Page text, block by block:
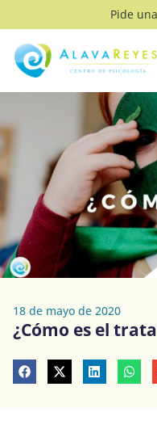
Pide
18 de mayo de 2020
¿Cómo es el